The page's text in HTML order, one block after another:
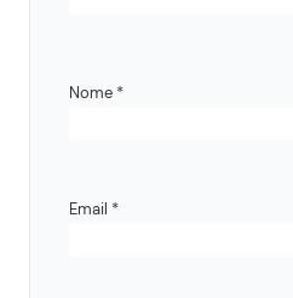
Nome *
Email *